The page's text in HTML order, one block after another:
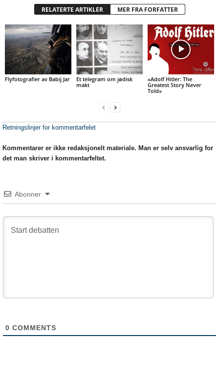
RELATERTE ARTIKLER MER FRA FORFATTER
Flyfotografier av Babij Jar
Et telegram om jødisk
makt
«Adolf Hitler: The
Greatest Story Never
Told»
Retningslinjer for kommentarfelet
Kommentarer er ikke redaksjonelt materiale. Man er selv ansvarlig for
det man skriver i kommentarfeltet.
Abonner
0 COMMENTS